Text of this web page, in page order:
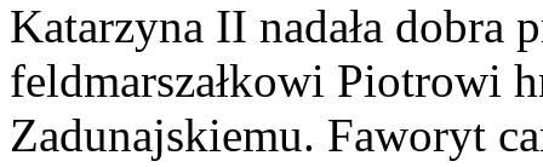
Katarzyna II nadała dobra
feldmarszałkowi Piotrowi
Zadunajskiemu. Faworyt